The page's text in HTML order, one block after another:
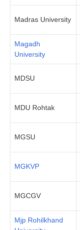
Madras University
Magadh
University
MDSU
MDU Rohtak
MGSU
MGKVP
MGCGV
Mjp Rohilkhand